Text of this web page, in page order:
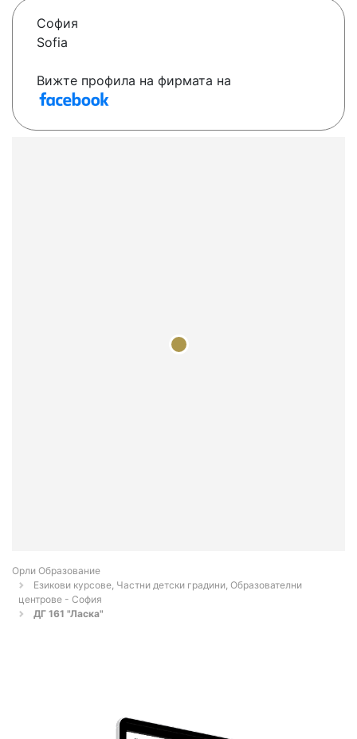
София
Sofia
Вижте профила на фирмата на
Орли Образование
Езикови курсове, Частни детски градини, Образователни
центрове - София
ДГ 161 "Ласка"